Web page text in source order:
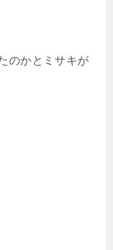
のかとミサキが